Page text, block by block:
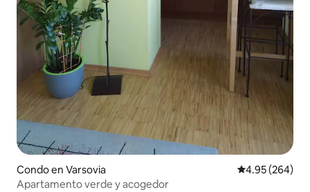
Condo en Varsovia Calificación
4.95 (264)
Apartamento verde y acogedor